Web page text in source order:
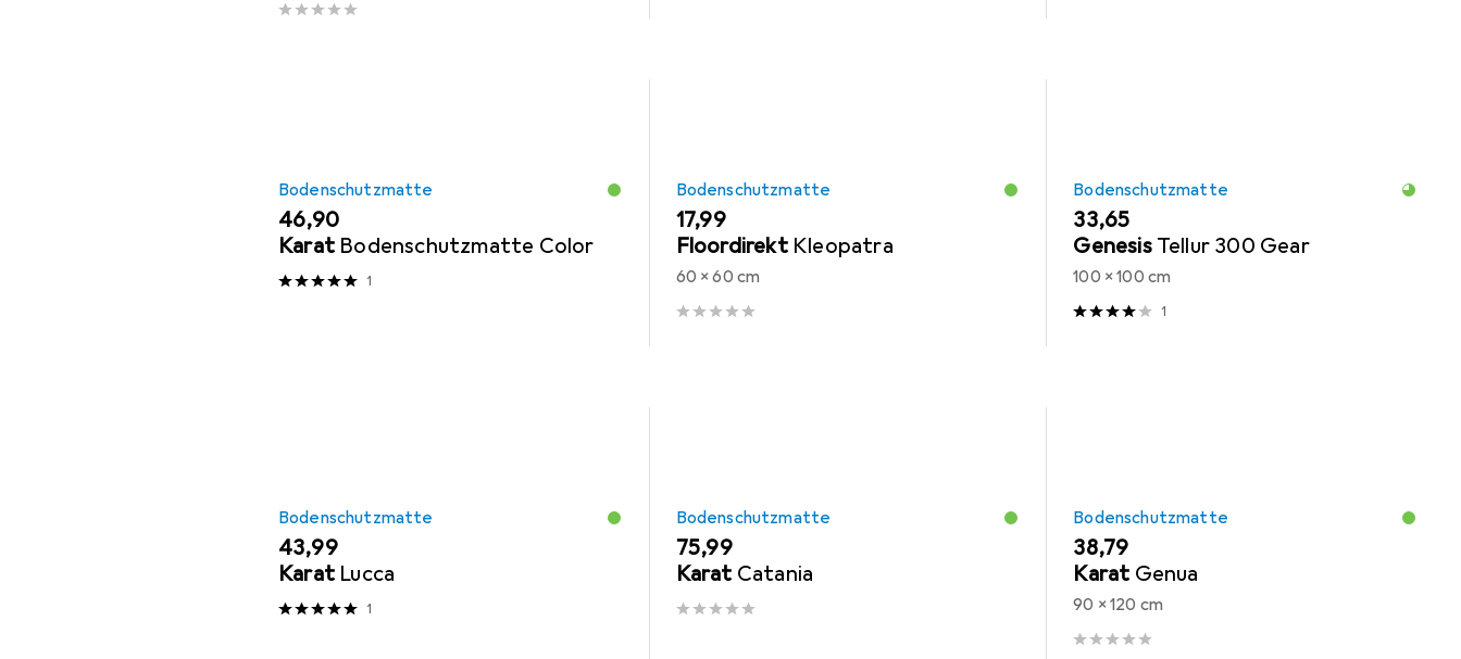
Bodenschutzmatte
EUR
46,90
Karat Bodenschutzmatte Color
1
Bodenschutzmatte
EUR
17,99
Floordirekt Kleopatra
60 x 60 cm
Bodenschutzmatte
EUR
33,65
Genesis Tellur 300 Gear
100 x 100 cm
1
Bodenschutzmatte
EUR
43,99
Karat Lucca
1
Bodenschutzmatte
EUR
75,99
Karat Catania
Bodenschutzmatte
EUR
38,79
Karat Genua
90 x 120 cm